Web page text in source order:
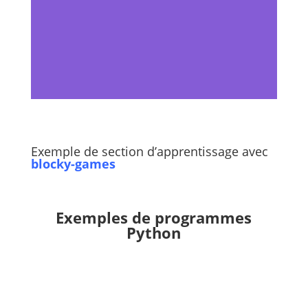
Exemple de section d’apprentissage avec
blocky-games
Exemples de programmes
Python